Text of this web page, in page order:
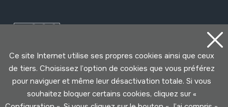
Ce site Internet utilise ses propres cookies ainsi que ceux
de tiers. Choisissez l’option de cookies que vous préférez
pour naviguer et même leur désactivation totale. Si vous
souhaitez bloquer certains cookies, cliquez sur «